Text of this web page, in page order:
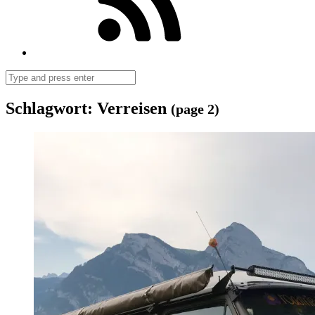
Search
Schlagwort: Verreisen (page 2)